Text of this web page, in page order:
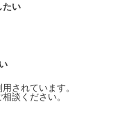
たい
されています。
談ください。